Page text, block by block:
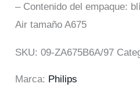
– Contenido del empaque:
Air tamaño A675
SKU:09-ZA675B6A/97
Marca: Philips